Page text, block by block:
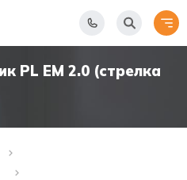
PL EM 2.0 (стрелка